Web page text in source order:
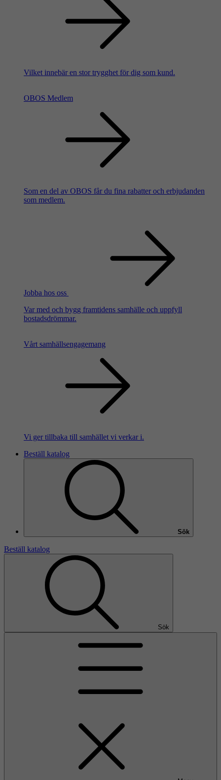
Vilket innebär en stor trygghet för dig som kund.
OBOS Medlem
Som en del av OBOS får du fina rabatter och erbjudanden
som medlem.
Jobba hos oss
Var med och bygg framtidens samhälle och uppfyll
bostadsdrömmar.
Vårt samhällsengagemang
Vi ger tillbaka till samhället vi verkar i.
Beställ katalog
Sök
Beställ katalog
Sök